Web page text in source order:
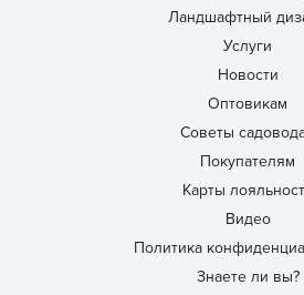
Ландшафтный
Услуги
Новости
Оптовикам
Советы
Покупателям
Карты
Видео
Политика
Знаете ли вы?